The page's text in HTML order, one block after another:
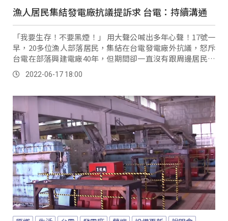
漁人居民集結發電廠抗議提訴求 台電：持續溝通
「我要生存！不要黑煙！」 用大聲公喊出多年心聲！17號一
早，20多位漁人部落居民，集結在台電發電廠外抗議，怒斥
台電在部落興建電廠40年，但期間卻一直沒有跟周邊居民協
商。2022-06-17 18:00